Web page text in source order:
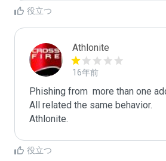
役立つ
Athlonite
16年前
Phishing from  more than one
All related the same behavior.
Athlonite.
役立つ